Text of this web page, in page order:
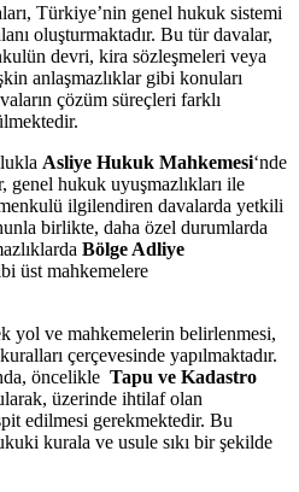
Türkiye’nin​ genel ⁢hukuk sistemi⁣
oluşturmaktadır. Bu tür davalar,
devri, kira sözleşmeleri veya
anlaşmazlıklar gibi konuları
çözüm süreçleri farklı
Asliye Hukuk Mahkemesi‘nde
genel⁢ hukuk ‌uyuşmazlıkları ile
ilgilendiren davalarda yetkili
birlikte, daha özel durumlarda⁣
Bölge Adliye
üst⁣ mahkemelere
yol ve mahkemelerin belirlenmesi,
çerçevesinde yapılmaktadır.
öncelikle
Tapu ve Kadastro‌
üzerinde ihtilaf olan
edilmesi gerekmektedir. Bu
kurala ⁢ve usule sıkı bir şekilde